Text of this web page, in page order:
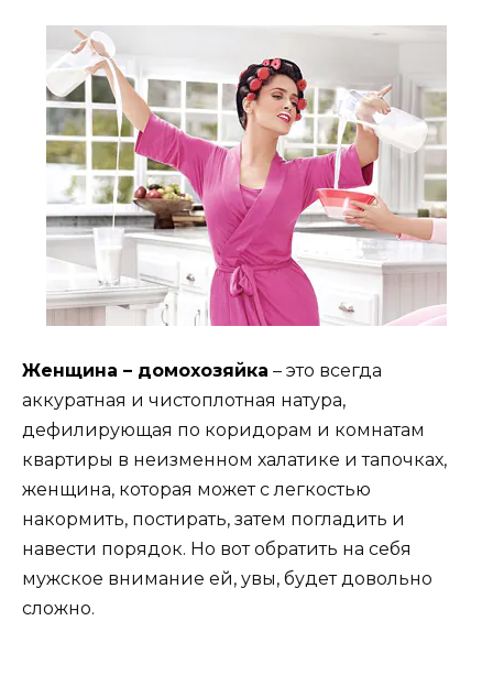
Женщина – домохозяйка – это всегда
аккуратная и чистоплотная натура,
дефилирующая по коридорам и комнатам
квартиры в неизменном халатике и тапочках,
женщина, которая может с легкостью
накормить, постирать, затем погладить и
навести порядок. Но вот обратить на себя
мужское внимание ей, увы, будет довольно
сложно.